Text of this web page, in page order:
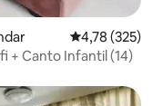
Iskandar 4,78 de uma
4,78 (325)
+ Canto Infantil (14)